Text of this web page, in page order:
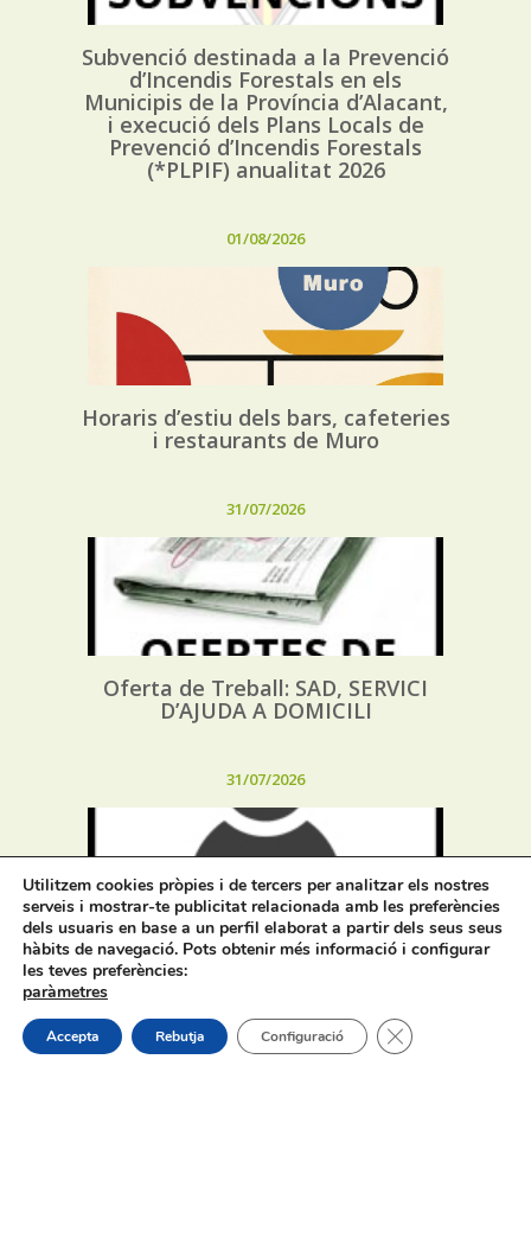
Subvenció destinada a la Prevenció
d’Incendis Forestals en els
Municipis de la Província d’Alacant,
i execució dels Plans Locals de
Prevenció d’Incendis Forestals
(*PLPIF) anualitat 2026
01/08/2026
Horaris d’estiu dels bars, cafeteries
i restaurants de Muro
31/07/2026
Oferta de Treball: SAD, SERVICI
D’AJUDA A DOMICILI
31/07/2026
Procés selectiu 1 plaça tècnic/a de
joventut – torn lliure – oposició
Utilitzem cookies pròpies i de tercers per analitzar els nostres
serveis i mostrar-te publicitat relacionada amb les preferències
dels usuaris en base a un perfil elaborat a partir dels seus seus
hàbits de navegació. Pots obtenir més informació i configurar
les teves preferències:
paràmetres
Accepta Rebutja Configuració Tanca el bàner de